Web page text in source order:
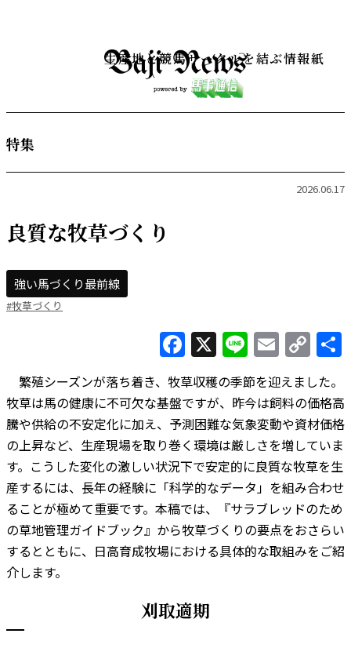
生産地と競馬サークルを結ぶ情報紙
特集
2026.06.17
良質な牧草づくり
強い馬づくり最前線
#牧草づくり
Facebook
X LineEmail
繁殖シーズンが落ち着き、牧草収穫の季節を迎えました。
牧草は馬の健康に不可欠な基盤ですが、昨今は飼料の価格高
騰や供給の不安定化に加え、予測困難な気象変動や資材価格
の上昇など、生産現場を取り巻く環境は厳しさを増していま
す。こうした変化の激しい状況下で安定的に良質な牧草を生
産するには、長年の経験に「科学的なデータ」を組み合わせ
ることが極めて重要です。本稿では、『サラブレッドのため
の草地管理ガイドブック』から牧草づくりの要点をおさらい
するとともに、日高育成牧場における具体的な取組みをご紹
介します。
刈取適期